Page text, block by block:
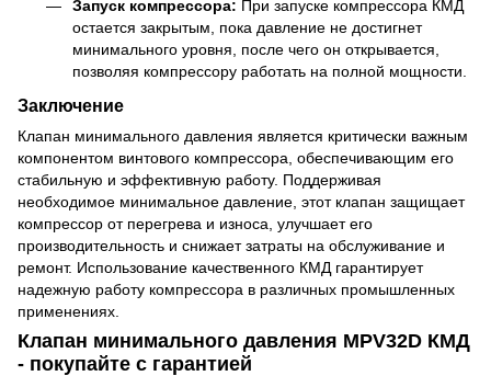
Запуск компрессора: При запуске компрессора КМД
остается закрытым, пока давление не достигнет
минимального уровня, после чего он открывается,
позволяя компрессору работать на полной мощности.
Заключение
Клапан минимального давления является критически важным
компонентом винтового компрессора, обеспечивающим его
стабильную и эффективную работу. Поддерживая
необходимое минимальное давление, этот клапан защищает
компрессор от перегрева и износа, улучшает его
производительность и снижает затраты на обслуживание и
ремонт. Использование качественного КМД гарантирует
надежную работу компрессора в различных промышленных
применениях.
Клапан минимального давления MPV32D КМД
- покупайте с гарантией